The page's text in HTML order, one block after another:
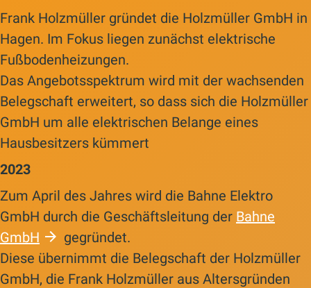
Frank Holzmüller gründet die Holzmüller GmbH in
Hagen. Im Fokus liegen zunächst elektrische
Fußbodenheizungen.
Das Angebotsspektrum wird mit der wachsenden
Belegschaft erweitert, so dass sich die Holzmüller
GmbH um alle elektrischen Belange eines
Hausbesitzers kümmert
2023
Zum April des Jahres wird die Bahne Elektro
GmbH durch die Geschäftsleitung der Bahne
GmbH
gegründet.
Diese übernimmt die Belegschaft der Holzmüller
GmbH, die Frank Holzmüller aus Altersgründen